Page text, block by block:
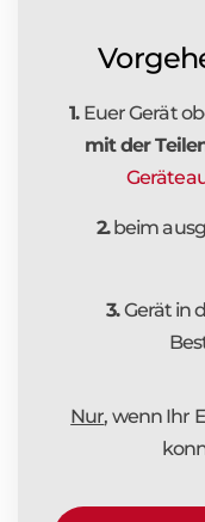
1.Euer Gerät
mit der
2.beim
3.Gerät in
Nur, wenn Ihr